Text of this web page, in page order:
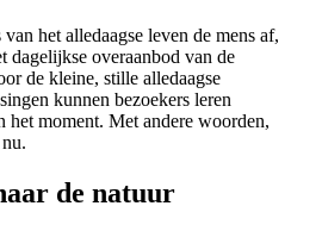
het alledaagse leven de mens af,
dagelijkse overaanbod van de
de kleine, stille alledaagse
kunnen bezoekers leren
het moment. Met andere woorden,
de natuur